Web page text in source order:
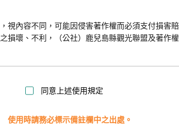
視內容不同，可能因侵害著作權而必須支付損害賠
損壞、不利，（公社）鹿兒島縣觀光聯盟及著作
同意上述使用規定
使用時請務必標示備註欄中之出處。